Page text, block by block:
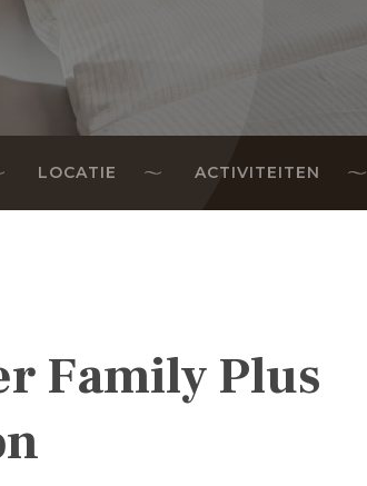
LOCATIE ACTIVITEITEN
Family Plus